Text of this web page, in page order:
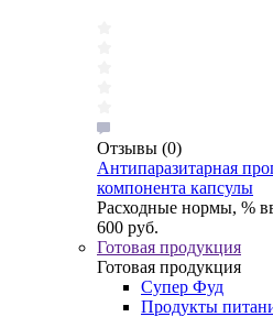
Отзывы (0)
Антипаразитарная
компонента капсулы
Расходные нормы, %
600 руб.
Готовая продукция
Готовая продукция
Супер Фуд
Продукты